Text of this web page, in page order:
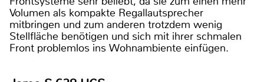
Volumen als kompakte Regallautsprecher
mitbringen und zum anderen trotzdem wenig
Stellfläche benötigen und sich mit ihrer schmalen
Front problemlos ins Wohnambiente einfügen.